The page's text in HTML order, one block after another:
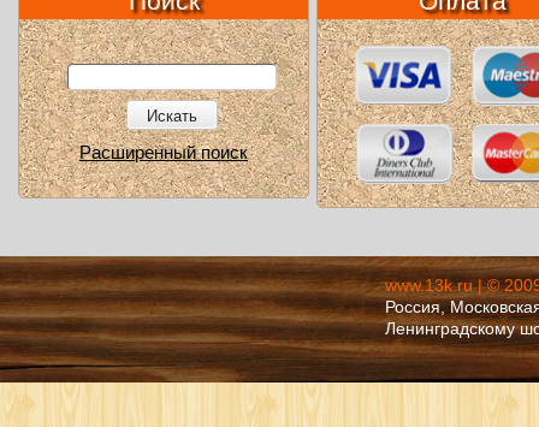
Искать
Расширенный поиск
www.13k.ru | ©
Россия,
Ленинградскому